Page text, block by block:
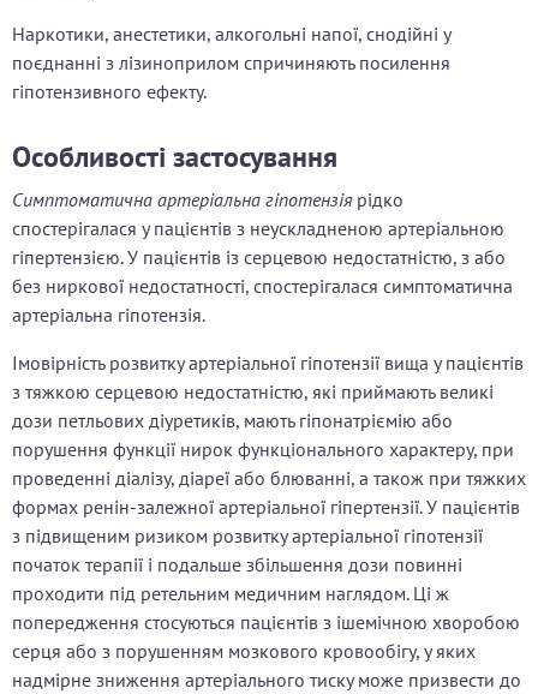
Наркотики, анестетики, алкогольні напої, снодійні у
поєднанні з лізиноприлом спричиняють посилення
гіпотензивного ефекту.
Особливості застосування
Симптоматична артеріальна гіпотензія рідко
спостерігалася у пацієнтів з неускладненою артеріальною
гіпертензією. У пацієнтів із серцевою недостатністю, з або
без ниркової недостатності, спостерігалася симптоматична
артеріальна гіпотензія.
Імовірність розвитку артеріальної гіпотензії вища у пацієнтів
з тяжкою серцевою недостатністю, які приймають великі
дози петльових діуретиків, мають гіпонатріємію або
порушення функції нирок функціонального характеру, при
проведенні діалізу, діареї або блюванні, а також при тяжких
формах ренін-залежної артеріальної гіпертензії. У пацієнтів
з підвищеним ризиком розвитку артеріальної гіпотензії
початок терапії і подальше збільшення дози повинні
проходити під ретельним медичним наглядом. Ці ж
попередження стосуються пацієнтів з ішемічною хворобою
серця або з порушенням мозкового кровообігу, у яких
надмірне зниження артеріального тиску може призвести до